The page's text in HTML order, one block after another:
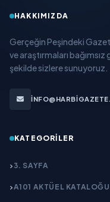
HAKKIMIZDA
Gerçeğin Peşindeki
ve araştırmaları
şekilde sizlere sunuyoruz.
KATEGORILER
3. SAYFA
A101 AKTÜEL KATALOĞU